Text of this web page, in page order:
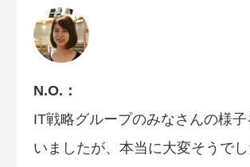
N.O.：
IT戦略グループのみなさんの様子
いましたが、本当に大変そうで